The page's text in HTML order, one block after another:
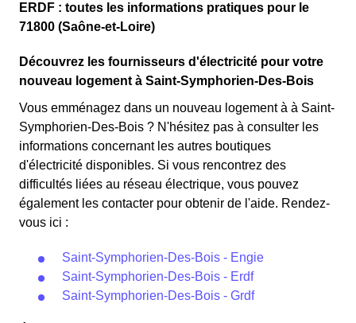
ERDF : toutes les informations pratiques pour le
71800 (Saône-et-Loire)
Découvrez les fournisseurs d'électricité pour votre
nouveau logement à Saint-Symphorien-Des-Bois
Vous emménagez dans un nouveau logement à à Saint-
Symphorien-Des-Bois ? N'hésitez pas à consulter les
informations concernant les autres boutiques
d'électricité disponibles. Si vous rencontrez des
difficultés liées au réseau électrique, vous pouvez
également les contacter pour obtenir de l'aide. Rendez-
vous ici :
Saint-Symphorien-Des-Bois - Engie
Saint-Symphorien-Des-Bois - Erdf
Saint-Symphorien-Des-Bois - Grdf